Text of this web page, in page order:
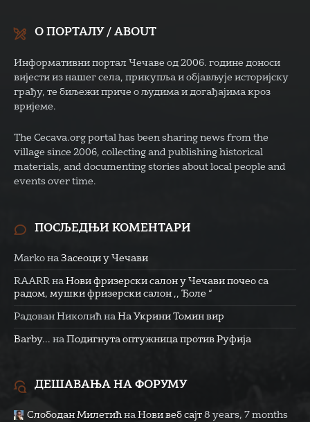
О ПОРТАЛУ / ABOUT
Информативни портал Чечаве од 2006. године доноси
вијести из нашег села, прикупља и објављује историјску
грађу, те биљежи приче о људима и догађајима кроз
вријеме.
The Cecava.org portal has been sharing news from the
village since 2006, collecting and publishing historical
materials, and documenting stories about local people and
events over time.
ПОСЉЕДЊИ КОМЕНТАРИ
Marko на Засеоци у Чечави
RAARR на Нови фризерски салон у Чечави почео са
радом, мушки фризерски салон ,, Ђоле “
Радован Николић на На Укрини Томин вир
Barby... на Подигнута оптужница против Руфија
ДЕШАВАЊА НА ФОРУМУ
Слободан Милетић на Нови веб сајт 8 years, 7 months